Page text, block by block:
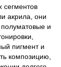
сегментов
акрила, они
и
пигмент и
композицию,